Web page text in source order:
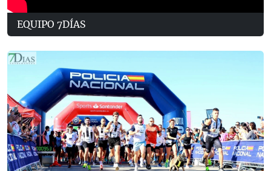
EQUIPO 7DÍAS